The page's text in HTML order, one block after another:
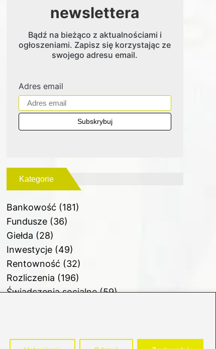
newslettera
Bądź na bieżąco z aktualnościami i
ogłoszeniami. Zapisz się korzystając ze
swojego adresu email.
Adres email
Kategorie
Bankowość (181)
Fundusze(36)
Giełda (28)
Inwestycje(49)
Rentowność (32)
Rozliczenia (196)
Świadczenia socjalne(59)